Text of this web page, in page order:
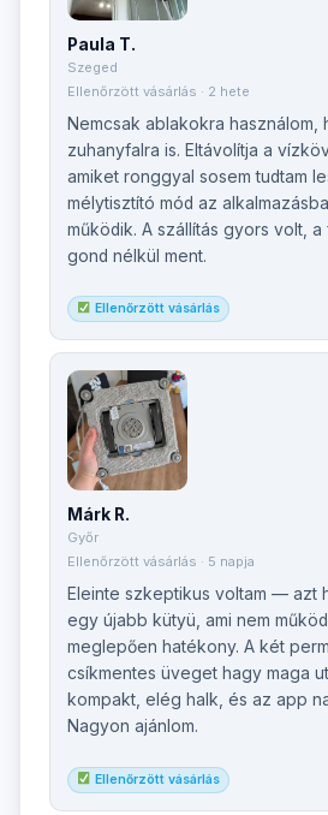
Paula T.
Szeged
Ellenőrzött vásárlás · 2 hete
Nemcsak ablakokra használom,
zuhanyfalra is. Eltávolítja a
amiket ronggyal sosem tudtam
mélytisztító mód az
működik. A szállítás gyors volt,
gond nélkül ment.
Ellenőrzött vásárlás
Márk R.
Győr
Ellenőrzött vásárlás · 5 napja
Eleinte szkeptikus voltam — azt
egy újabb kütyü, ami nem
meglepően hatékony. A két
csíkmentes üveget hagy maga
kompakt, elég halk, és az app
Nagyon ajánlom.
Ellenőrzött vásárlás